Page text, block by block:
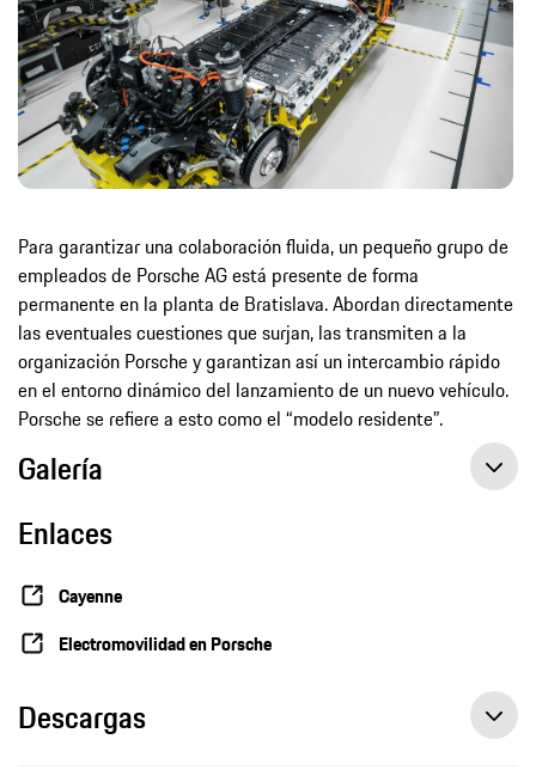
Para garantizar una colaboración fluida, un pequeño grupo de
empleados de Porsche AG está presente de forma
permanente en la planta de Bratislava. Abordan directamente
las eventuales cuestiones que surjan, las transmiten a la
organización Porsche y garantizan así un intercambio rápido
en el entorno dinámico del lanzamiento de un nuevo vehículo.
Porsche se refiere a esto como el “modelo residente”.
Galería
Enlaces
Cayenne
Electromovilidad en Porsche
Descargas